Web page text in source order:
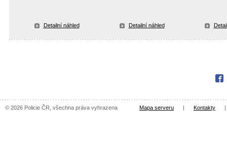
Detailní náhled Detailní náhled
© 2026 Policie ČR, všechna práva vyhrazena Mapa serveru Kontakty